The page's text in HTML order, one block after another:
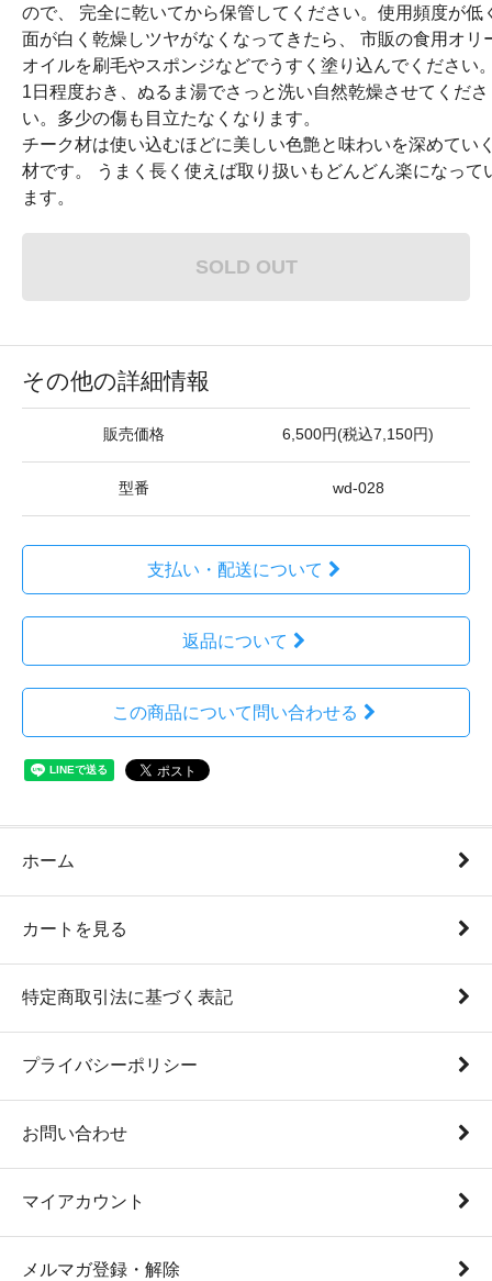
ので、 完全に乾いてから保管してください。使用頻度が低
面が白く乾燥しツヤがなくなってきたら、 市販の食用オリ
オイルを刷毛やスポンジなどでうすく塗り込んでください
1日程度おき、ぬるま湯でさっと洗い自然乾燥させてくださ
い。多少の傷も目立たなくなります。
チーク材は使い込むほどに美しい色艶と味わいを深めてい
材です。 うまく長く使えば取り扱いもどんどん楽になって
ます。
SOLD OUT
その他の詳細情報
販売価格 6,500円(税込7,150円)
型番 wd-028
支払い・配送について
返品について
この商品について問い合わせる
ホーム
カートを見る
特定商取引法に基づく表記
プライバシーポリシー
お問い合わせ
マイアカウント
メルマガ登録・解除